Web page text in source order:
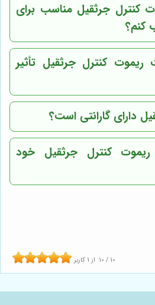
کنترل جرثقیل مناسب برای
کنم؟
کنترل جرثقیل تأثیر
دارای گارانتی است؟
ریموت کنترل جرثقیل خود
10 / 10 از 1 کاربر